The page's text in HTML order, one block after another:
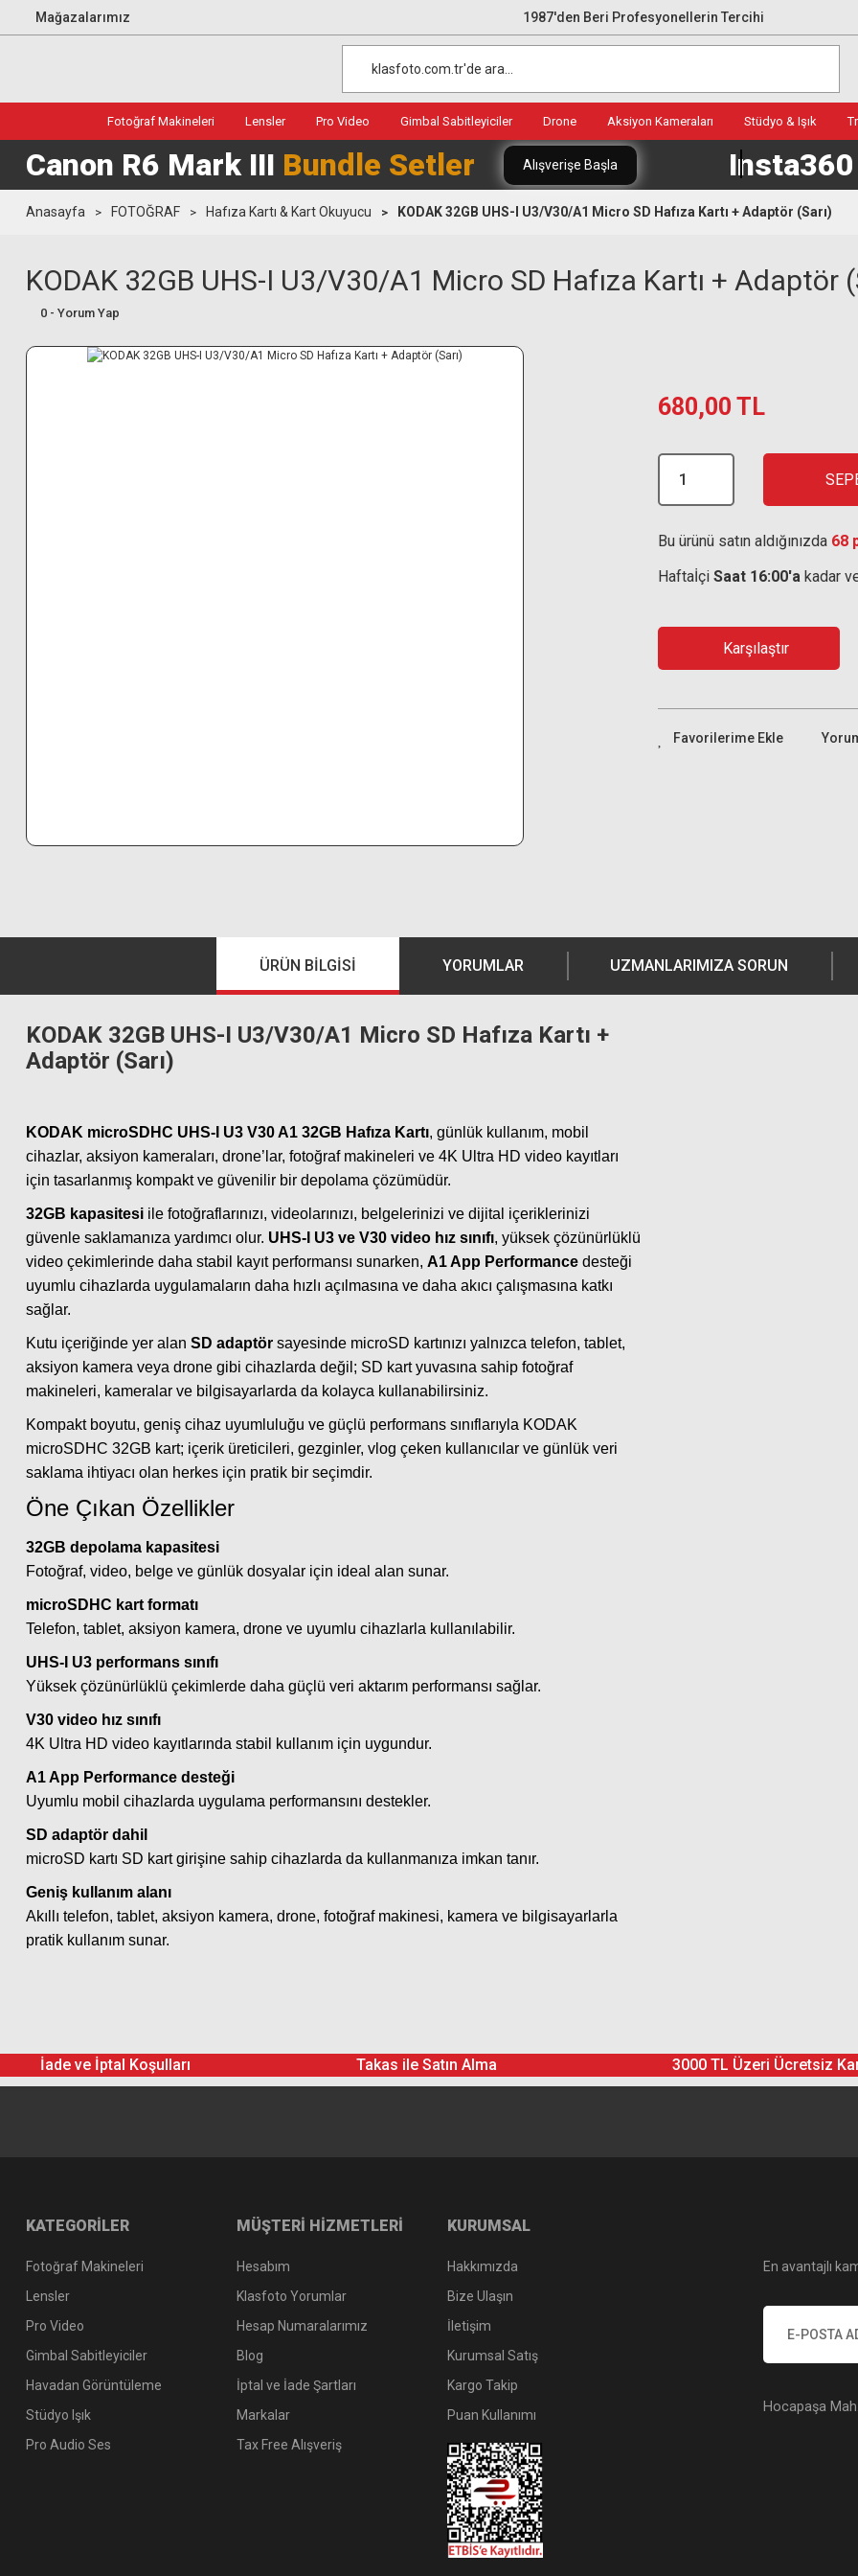
Mağazalarımız 1987'den Beri Profesyonellerin Tercihi
Fotoğraf Makineleri Lensler Pro Video Gimbal Sabitleyiciler Drone Aksiyon Kameraları Stüdyo & Işık
Canon R6 Mark III Bundle Setler Alışverişe Başla Insta360
Anasayfa FOTOĞRAF Hafıza Kartı & Kart Okuyucu KODAK 32GB UHS-I U3/V30/A1 Micro SD Hafıza Kartı + Adaptör (Sarı)
KODAK 32GB UHS-I U3/V30/A1 Micro SD Hafıza Kartı + Adaptör
0 - Yorum Yap
680,00 TL
Bu ürünü satın aldığınızda 68
Haftaİçi Saat 16:00'a kadar
Karşılaştır
ÜRÜN BILGISI YORUMLAR UZMANLARIMIZA SORUN
KODAK 32GB UHS-I U3/V30/A1 Micro SD Hafıza Kartı +
Adaptör (Sarı)
KODAK microSDHC UHS-I U3 V30 A1 32GB Hafıza Kartı, günlük kullanım, mobil
cihazlar, aksiyon kameraları, drone’lar, fotoğraf makineleri ve 4K Ultra HD video kayıtları
için tasarlanmış kompakt ve güvenilir bir depolama çözümüdür.
32GB kapasitesi ile fotoğraflarınızı, videolarınızı, belgelerinizi ve dijital içeriklerinizi
güvenle saklamanıza yardımcı olur. UHS-I U3 ve V30 video hız sınıfı, yüksek çözünürlüklü
video çekimlerinde daha stabil kayıt performansı sunarken, A1 App Performance desteği
uyumlu cihazlarda uygulamaların daha hızlı açılmasına ve daha akıcı çalışmasına katkı
sağlar.
Kutu içeriğinde yer alan SD adaptör sayesinde microSD kartınızı yalnızca telefon, tablet,
aksiyon kamera veya drone gibi cihazlarda değil; SD kart yuvasına sahip fotoğraf
makineleri, kameralar ve bilgisayarlarda da kolayca kullanabilirsiniz.
Kompakt boyutu, geniş cihaz uyumluluğu ve güçlü performans sınıflarıyla KODAK
microSDHC 32GB kart; içerik üreticileri, gezginler, vlog çeken kullanıcılar ve günlük veri
saklama ihtiyacı olan herkes için pratik bir seçimdir.
Öne Çıkan Özellikler
32GB depolama kapasitesi
Fotoğraf, video, belge ve günlük dosyalar için ideal alan sunar.
microSDHC kart formatı
Telefon, tablet, aksiyon kamera, drone ve uyumlu cihazlarla kullanılabilir.
UHS-I U3 performans sınıfı
Yüksek çözünürlüklü çekimlerde daha güçlü veri aktarım performansı sağlar.
V30 video hız sınıfı
4K Ultra HD video kayıtlarında stabil kullanım için uygundur.
A1 App Performance desteği
Uyumlu mobil cihazlarda uygulama performansını destekler.
SD adaptör dahil
microSD kartı SD kart girişine sahip cihazlarda da kullanmanıza imkan tanır.
Geniş kullanım alanı
Akıllı telefon, tablet, aksiyon kamera, drone, fotoğraf makinesi, kamera ve bilgisayarlarla
pratik kullanım sunar.
İade ve İptal Koşulları Takas ile Satın Alma 3000 TL Üzeri Ücretsiz
KATEGORİLER
Fotoğraf Makineleri
Lensler
Pro Video
Gimbal Sabitleyiciler
Havadan Görüntüleme
Stüdyo Işık
Pro Audio Ses
MÜŞTERİ HİZMETLERİ
Hesabım
Klasfoto Yorumlar
Hesap Numaralarımız
Blog
İptal ve İade Şartları
Markalar
Tax Free Alışveriş
KURUMSAL
Hakkımızda
Bize Ulaşın
İletişim
Kurumsal Satış
Kargo Takip
Puan Kullanımı
En avantajlı
Hocapaşa